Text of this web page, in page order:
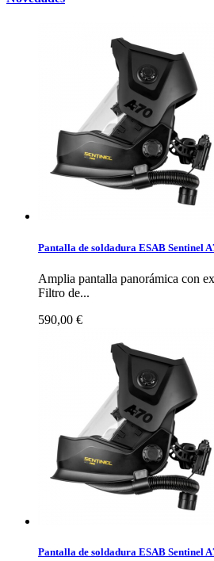
Pantalla de soldadura ESAB Sentinel
Amplia pantalla panorámica con
Filtro de...
590,00 €
Pantalla de soldadura ESAB Sentinel